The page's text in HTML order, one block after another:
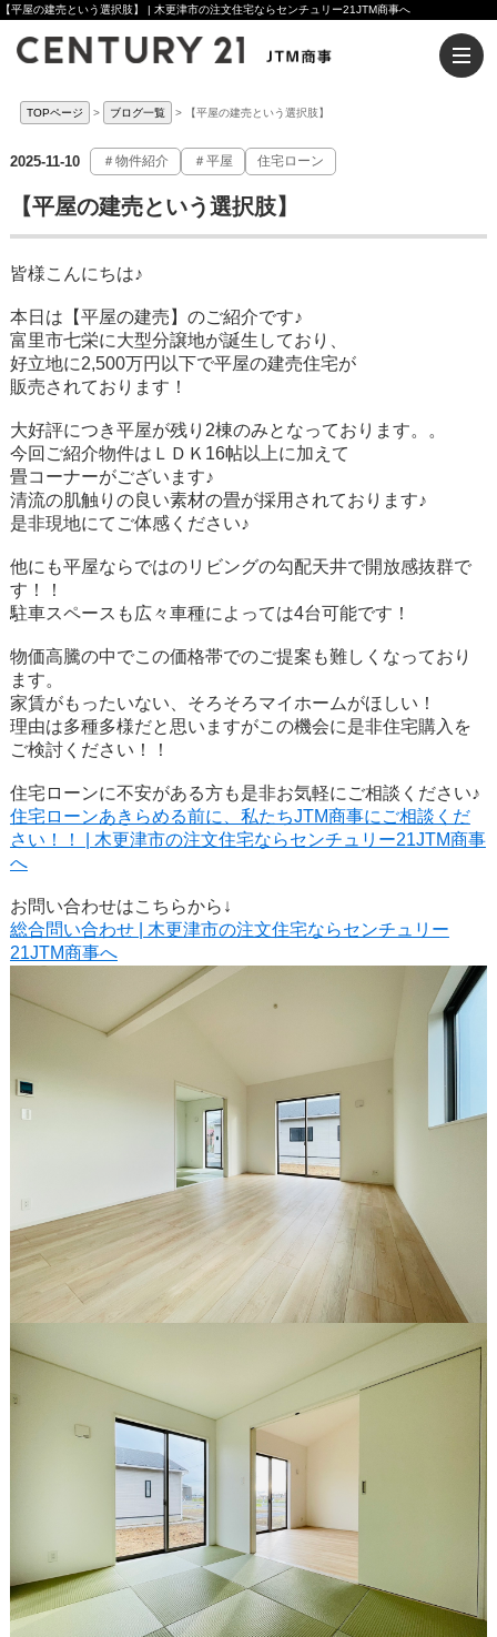
【平屋の建売という選択肢】 | 木更津市の注文住宅ならセンチュリー21JTM商事へ
TOPページ ブログ一覧 【平屋の建売という選択肢】
2025-11-10 ＃物件紹介 ＃平屋 住宅ローン
【平屋の建売という選択肢】
皆様こんにちは♪
本日は【平屋の建売】のご紹介です♪
富里市七栄に大型分譲地が誕生しており、
好立地に2,500万円以下で平屋の建売住宅が
販売されております！
大好評につき平屋が残り2棟のみとなっております。。
今回ご紹介物件はＬＤＫ16帖以上に加えて
畳コーナーがございます♪
清流の肌触りの良い素材の畳が採用されております♪
是非現地にてご体感ください♪
他にも平屋ならではのリビングの勾配天井で開放感抜群で
す！！
駐車スペースも広々車種によっては4台可能です！
物価高騰の中でこの価格帯でのご提案も難しくなっており
ます。
家賃がもったいない、そろそろマイホームがほしい！
理由は多種多様だと思いますがこの機会に是非住宅購入を
ご検討ください！！
住宅ローンに不安がある方も是非お気軽にご相談ください♪
住宅ローンあきらめる前に、私たちJTM商事にご相談くだ
さい！！ | 木更津市の注文住宅ならセンチュリー21JTM商事
へ
お問い合わせはこちらから↓
総合問い合わせ | 木更津市の注文住宅ならセンチュリー
21JTM商事へ